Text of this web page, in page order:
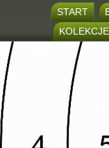
START
KOLEKCJE